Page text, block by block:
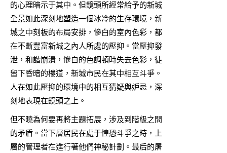
的心理暗示于其中。但鏡頭所經常給予的新城
全景如此深刻地塑造一個冰冷的生存環境，新
城之中刻板的布局安排，慘白的室內色彩，都
在不斷豐富新城之內人所處的壓抑。當壓抑發
泄，和諧崩潰，慘白的色調頓時失去色彩，徒
留下昏暗的樓道，新城市民在其中相互斗爭。
人在如此壓抑的環境中的相互猜疑與妒忌，深
刻地表現在鏡頭之上。
但不曉為何要再將主題拓展，涉及到階級之間
的矛盾。當下層居民在處于惶恐斗爭之時，上
層的管理者在進行著他們神秘計劃。最后的屠